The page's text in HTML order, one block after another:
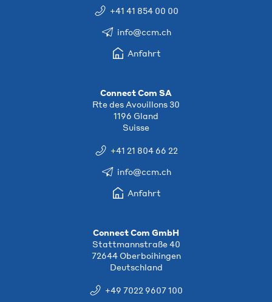
+41 41 854 00 00
info@ccm.ch
Anfahrt
Connect Com SA
Rte des Avouillons 30
1196 Gland
Suisse
+41 21 804 66 22
info@ccm.ch
Anfahrt
Connect Com GmbH
Stattmannstraße 40
72644 Oberboihingen
Deutschland
+49 7022 9607 100